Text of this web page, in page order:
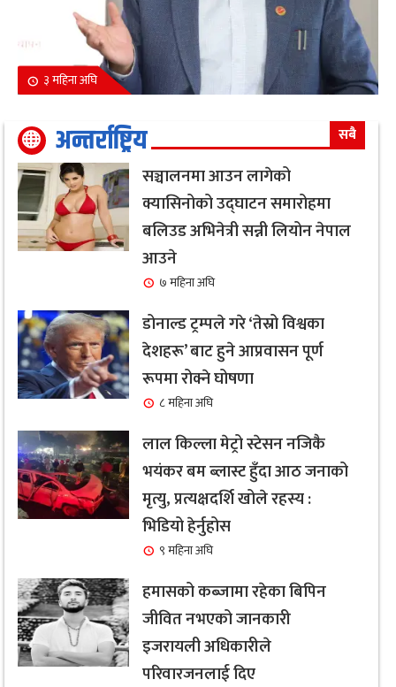
३ महिना अघि
अन्तर्राष्ट्रिय सबै
सञ्चालनमा आउन लागेको
क्यासिनोको उद्घाटन समारोहमा
बलिउड अभिनेत्री सन्नी लियोन नेपाल
आउने
७ महिना अघि
डोनाल्ड ट्रम्पले गरे ‘तेस्रो विश्वका
देशहरू’ बाट हुने आप्रवासन पूर्ण
रूपमा रोक्ने घोषणा
८ महिना अघि
लाल किल्ला मेट्रो स्टेसन नजिकै
भयंकर बम ब्लास्ट हुँदा आठ जनाको
मृत्यु, प्रत्यक्षदर्शि खोले रहस्य :
भिडियो हेर्नुहोस
९ महिना अघि
हमासको कब्जामा रहेका बिपिन
जीवित नभएको जानकारी
इजरायली अधिकारीले
परिवारजनलाई दिए